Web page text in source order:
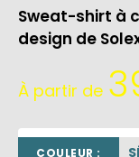
Sweat-shirt à
design de
À partir de
COULEUR :